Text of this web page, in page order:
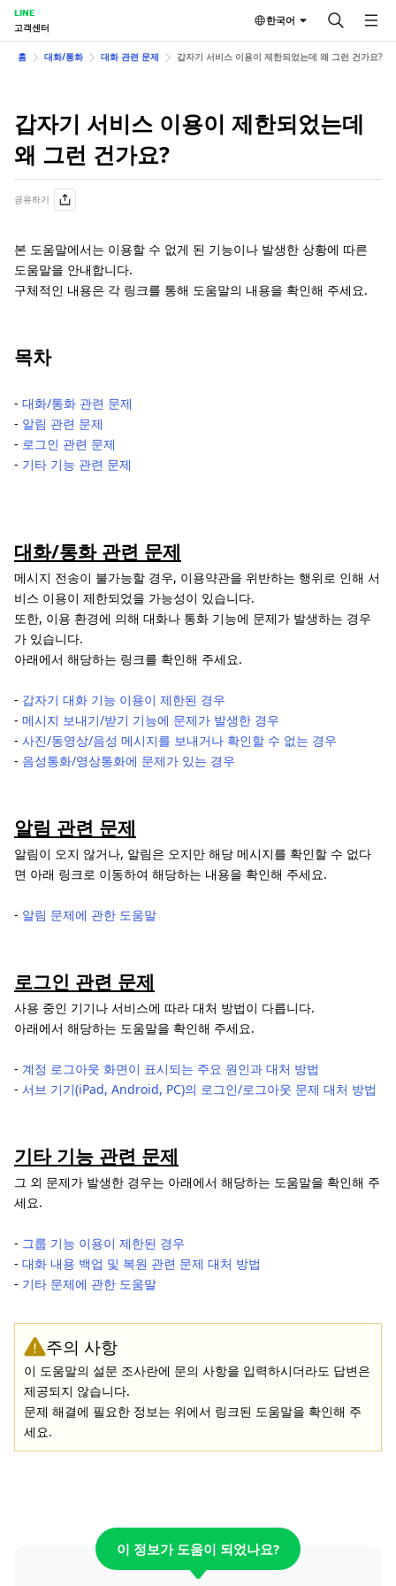
LINE
고객센터
한국어
홈 대화/통화 대화 관련 문제 갑자기 서비스 이용이 제한되었는데 왜 그런 건가요?
갑자기 서비스 이용이 제한되었는데
왜 그런 건가요?
공유하기
본 도움말에서는 이용할 수 없게 된 기능이나 발생한 상황에 따른
도움말을 안내합니다.
구체적인 내용은 각 링크를 통해 도움말의 내용을 확인해 주세요.
목차
- 대화/통화 관련 문제
- 알림 관련 문제
- 로그인 관련 문제
- 기타 기능 관련 문제
대화/통화 관련 문제
메시지 전송이 불가능할 경우, 이용약관을 위반하는 행위로 인해 서
비스 이용이 제한되었을 가능성이 있습니다.
또한, 이용 환경에 의해 대화나 통화 기능에 문제가 발생하는 경우
가 있습니다.
아래에서 해당하는 링크를 확인해 주세요.
- 갑자기 대화 기능 이용이 제한된 경우
- 메시지 보내기/받기 기능에 문제가 발생한 경우
- 사진/동영상/음성 메시지를 보내거나 확인할 수 없는 경우
- 음성통화/영상통화에 문제가 있는 경우
알림 관련 문제
알림이 오지 않거나, 알림은 오지만 해당 메시지를 확인할 수 없다
면 아래 링크로 이동하여 해당하는 내용을 확인해 주세요.
- 알림 문제에 관한 도움말
로그인 관련 문제
사용 중인 기기나 서비스에 따라 대처 방법이 다릅니다.
아래에서 해당하는 도움말을 확인해 주세요.
- 계정 로그아웃 화면이 표시되는 주요 원인과 대처 방법
- 서브 기기(iPad, Android, PC)의 로그인/로그아웃 문제 대처 방법
기타 기능 관련 문제
그 외 문제가 발생한 경우는 아래에서 해당하는 도움말을 확인해 주
세요.
- 그룹 기능 이용이 제한된 경우
- 대화 내용 백업 및 복원 관련 문제 대처 방법
- 기타 문제에 관한 도움말
주의 사항
이 도움말의 설문 조사란에 문의 사항을 입력하시더라도 답변은
제공되지 않습니다.
문제 해결에 필요한 정보는 위에서 링크된 도움말을 확인해 주
세요.
이 정보가 도움이 되었나요?